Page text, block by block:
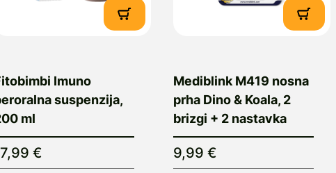
Imuno
suspenzija,
ml
€
Mediblink M419 nosna
prha Dino & Koala, 2
brizgi + 2 nastavka
9,99 €